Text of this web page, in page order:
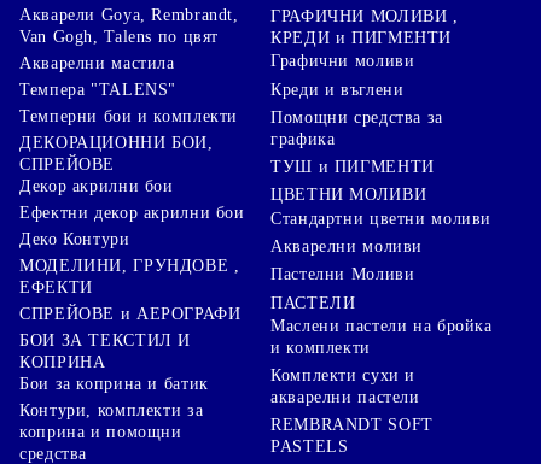
Акварели Goya, Rembrandt,
Van Gogh, Talens по цвят
Акварелни мастила
Темпера "TALENS"
Темперни бои и комплекти
ДЕКОРАЦИОННИ БОИ,
СПРЕЙОВЕ
Декор акрилни бои
Ефектни декор акрилни бои
Деко Контури
МОДЕЛИНИ, ГРУНДОВЕ ,
ЕФЕКТИ
СПРЕЙОВЕ и АЕРОГРАФИ
БОИ ЗА ТЕКСТИЛ И
КОПРИНА
Бои за коприна и батик
Контури, комплекти за
коприна и помощни
средства
ГРАФИЧНИ МОЛИВИ ,
КРЕДИ и ПИГМЕНТИ
Графични моливи
Креди и въглени
Помощни средства за
графика
ТУШ и ПИГМЕНТИ
ЦВЕТНИ МОЛИВИ
Стандартни цветни моливи
Акварелни моливи
Пастелни Моливи
ПАСТЕЛИ
Маслени пастели на бройка
и комплекти
Комплекти сухи и
акварелни пастели
REMBRANDT SOFT
PASTELS